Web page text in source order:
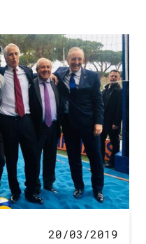
20/03/2019